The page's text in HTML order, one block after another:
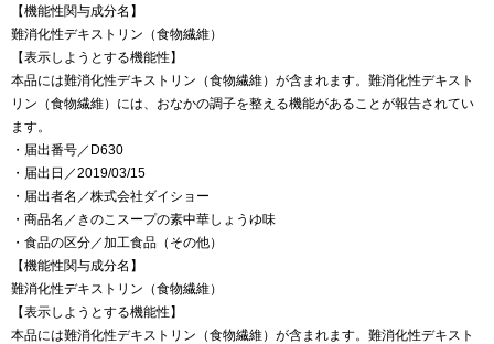
【機能性関与成分名】
難消化性デキストリン（食物繊維）
【表示しようとする機能性】
本品には難消化性デキストリン（食物繊維）が含まれます。難消化性デキスト
リン（食物繊維）には、おなかの調子を整える機能があることが報告されてい
ます。
・届出番号／D630
・届出日／2019/03/15
・届出者名／株式会社ダイショー
・商品名／きのこスープの素中華しょうゆ味
・食品の区分／加工食品（その他）
【機能性関与成分名】
難消化性デキストリン（食物繊維）
【表示しようとする機能性】
本品には難消化性デキストリン（食物繊維）が含まれます。難消化性デキスト